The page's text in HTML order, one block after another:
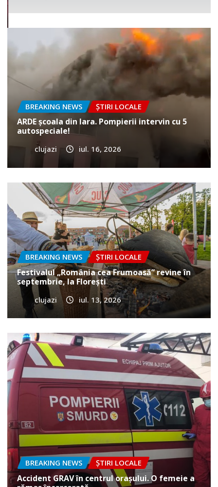
BREAKING NEWS ȘTIRI LOCALE
ARDE școala din Iara. Pompierii intervin cu 5
autospeciale!
clujazi iul. 16, 2026
BREAKING NEWS ȘTIRI LOCALE
Festivalul „România cea Frumoasă” revine în
septembrie, la Florești
clujazi iul. 13, 2026
BREAKING NEWS ȘTIRI LOCALE
Accident GRAV în centrul orașului. O femeie a